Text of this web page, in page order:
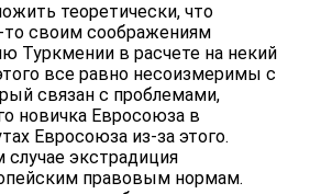
теоретически, что
то своим соображениям
Туркмении в расчете на некий
все равно несоизмеримы с
связан с проблемами,
новичка Евросоюза в
Евросоюза из-за этого.
экстрадиция
правовым нормам.